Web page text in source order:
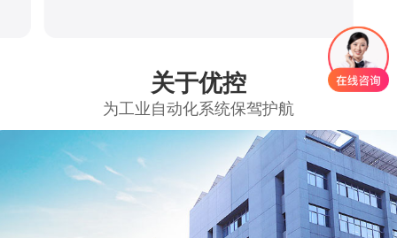
关于优控
为工业自动化系统保驾护航